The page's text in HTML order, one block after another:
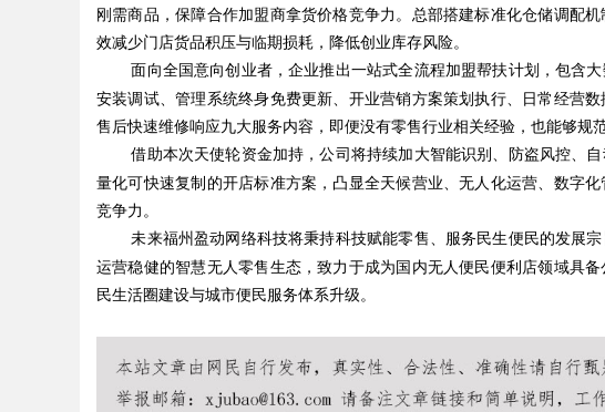
!
刚需商品，保障合作加盟商拿货价格竞争力。总部搭建标准化仓储调配
效减少门店货品积压与临期损耗，降低创业库存风险。
面向全国意向创业者，企业推出一站式全流程加盟帮扶计划，包含
安装调试、管理系统终身免费更新、开业营销方案策划执行、日常经营
售后快速维修响应九大服务内容，即便没有零售行业相关经验，也能够规
借助本次天使轮资金加持，公司将持续加大智能识别、防盗风控、
量化可快速复制的开店标准方案，凸显全天候营业、无人化运营、数字
竞争力。
未来福州盈动网络科技将秉持科技赋能零售、服务民生便民的发展
运营稳健的智慧无人零售生态，致力于成为国内无人便民便利店领域具
民生活圈建设与城市便民服务体系升级。